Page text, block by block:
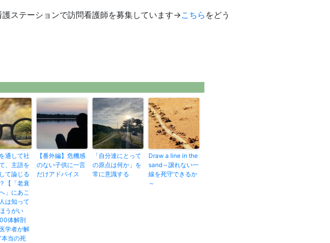
ステーションで訪問看護師を募集しています→こちら をどう
通して社
、主語を
て論じる
【「老衰
」にあこ
は知って
うがい
体解剖
学者が解
本当の死
【番外編】危機感
のない子供に一言
だけアドバイス
「自分達にとって
の原点は何か」を
常に意識する
Draw a line in the
sand～譲れない一
線を死守できるか
～